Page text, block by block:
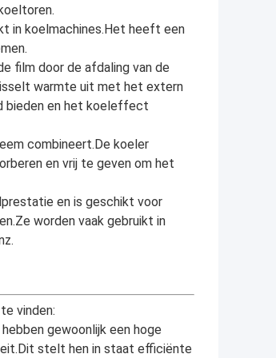
in koelmachines.Het heeft een
film door de afdaling van de
warmte uit met het extern
bieden en het koeleffect
combineert.De koeler
en vrij te geven om het
en is geschikt voor
worden vaak gebruikt in
vinden:
gewoonlijk een hoge
stelt hen in staat efficiënte